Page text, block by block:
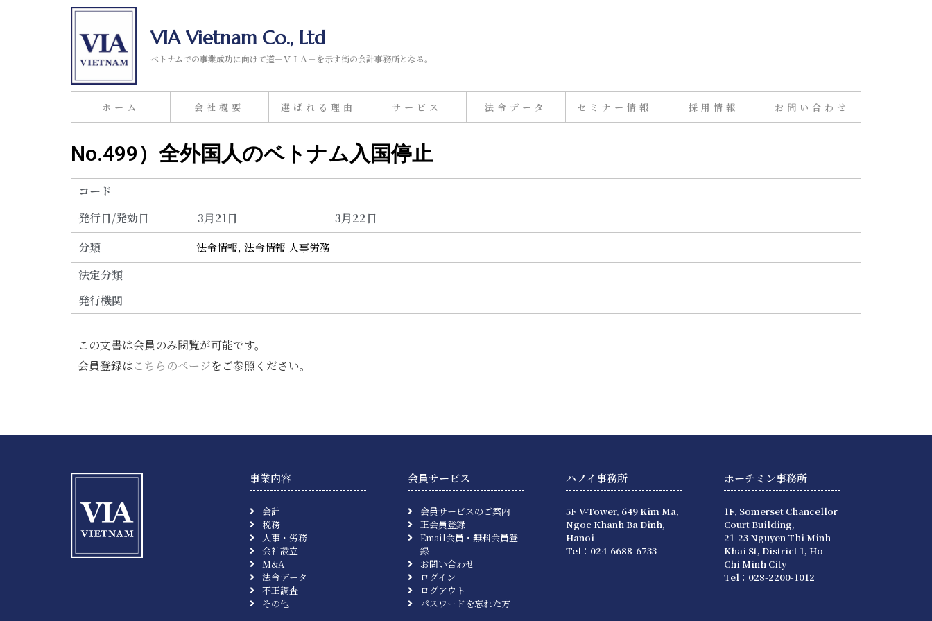
VIA Vietnam Co., Ltd
ベトナムでの事業成功に向けて道－ＶＩＡ－を示す街の会計事務所となる。
ホーム 会社概要 選ばれる理由 サービス 法令データ セミナー情報 採用情報 お問い合わせ
No.499）全外国人のベトナム入国停止
コード
発行日/発効日
3月21日
3月22日
分類
法令情報, 法令情報 人事労務
法定分類
発行機関
この文書は会員のみ閲覧が可能です。
会員登録はこちらのページをご参照ください。
事業内容
会計
税務
人事・労務
会社設立
M&A
法令データ
不正調査
その他
会員サービス
会員サービスのご案内
正会員登録
Email会員・無料会員登
録
お問い合わせ
ログイン
ログアウト
パスワードを忘れた方
ハノイ事務所
5F V-Tower, 649 Kim Ma,
Ngoc Khanh Ba Dinh,
Hanoi
Tel：024-6688-6733
ホーチミン事務所
1F, Somerset Chancellor
Court Building,
21-23 Nguyen Thi Minh
Khai St, District 1, Ho
Chi Minh City
Tel：028-2200-1012